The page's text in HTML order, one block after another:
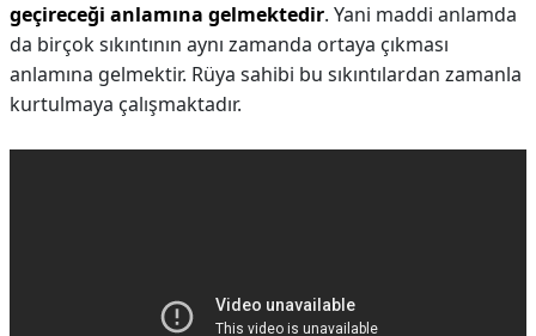
geçireceği anlamına gelmektedir. Yani maddi anlamda
da birçok sıkıntının aynı zamanda ortaya çıkması
anlamına gelmektir. Rüya sahibi bu sıkıntılardan zamanla
kurtulmaya çalışmaktadır.